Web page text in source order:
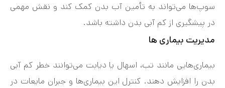
سوپ‌ها می‌تواند به تأمین آب بدن کمک کند و نقش مهمی
در پیشگیری از کم‌ آبی بدن داشته باشد.
مدیریت بیماری‌ ها
بیماری‌هایی مانند تب، اسهال یا دیابت می‌توانند خطر کم‌ آبی
بدن را افزایش دهند. کنترل این بیماری‌ها و جبران مایعات در